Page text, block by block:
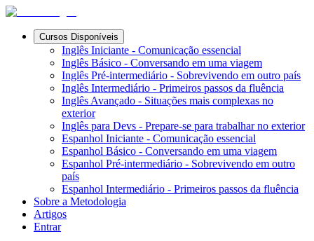
Cursos Disponíveis
Inglês Iniciante - Comunicação essencial
Inglês Básico - Conversando em uma viagem
Inglês Pré-intermediário - Sobrevivendo em outro país
Inglês Intermediário - Primeiros passos da fluência
Inglês Avançado - Situações mais complexas no
exterior
Inglês para Devs - Prepare-se para trabalhar no exterior
Espanhol Iniciante - Comunicação essencial
Espanhol Básico - Conversando em uma viagem
Espanhol Pré-intermediário - Sobrevivendo em outro
país
Espanhol Intermediário - Primeiros passos da fluência
Sobre a Metodologia
Artigos
Entrar